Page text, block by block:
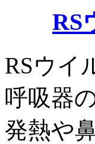
RS
RSウイ
呼吸器
発熱や